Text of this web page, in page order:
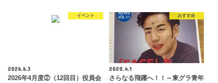
イベント
2026.6.3
2026年4月度②（12回目）役員会
おすすめ
2020.4.1
さらなる飛躍へ！！～東グラ青年